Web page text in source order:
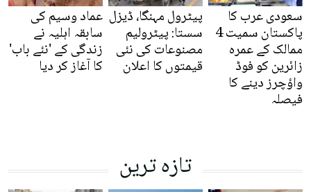
سعودی عرب کا
پاکستان سمیت 4
ممالک کے عمرہ
زائرین کو فوڈ
واؤچرز دینے کا
فیصلہ
پیٹرول مہنگا، ڈیزل
سستا: پیٹرولیم
مصنوعات کی نئی
قیمتوں کا اعلان
عماد وسیم کی
سابقہ اہلیہ نے
زندگی کے 'نئے باب'
کا آغاز کر دیا
تازہ ترین